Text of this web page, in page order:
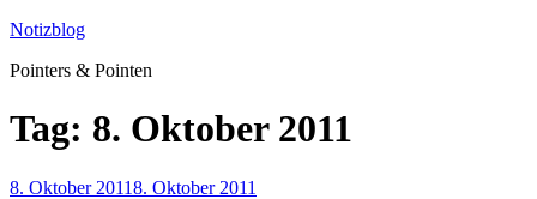
Zum
springen
Notizblog
Pointers & Pointen
Tag: 8. Oktober 2011
Veröffentlicht
8. Oktober 20118. Oktober 2011